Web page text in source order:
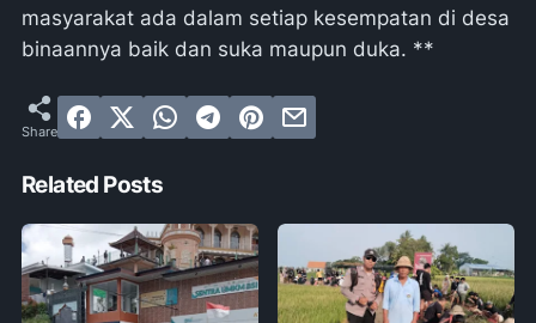
masyarakat ada dalam setiap kesempatan di desa
binaannya baik dan suka maupun duka. **
Related Posts